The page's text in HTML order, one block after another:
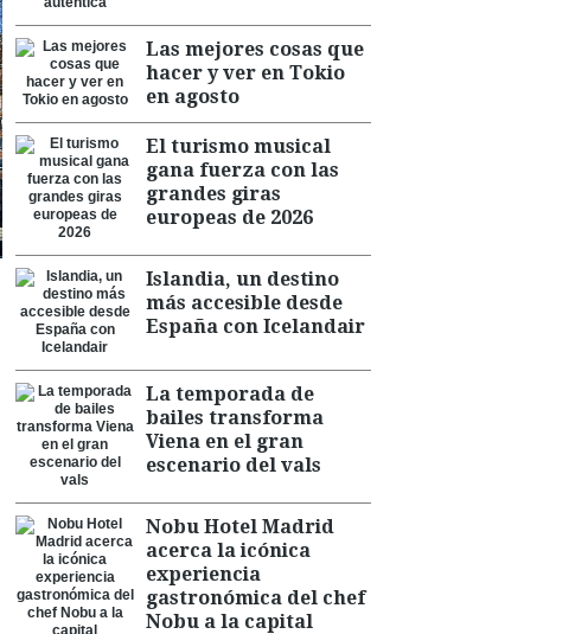
Las mejores cosas que
hacer y ver en Tokio
en agosto
El turismo musical
gana fuerza con las
grandes giras
europeas de 2026
Islandia, un destino
más accesible desde
España con Icelandair
La temporada de
bailes transforma
Viena en el gran
escenario del vals
Nobu Hotel Madrid
acerca la icónica
experiencia
gastronómica del chef
Nobu a la capital